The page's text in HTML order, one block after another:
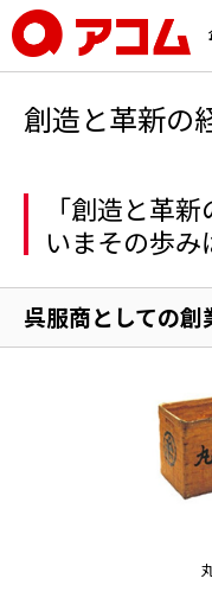
創造と革新の
「創造と革
いまその歩
呉服商としての創